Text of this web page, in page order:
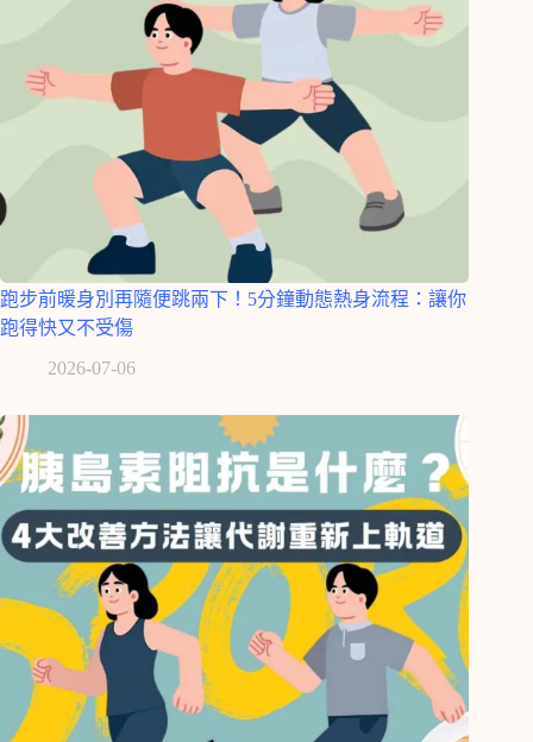
跑步前暖身別再隨便跳兩下！5分鐘動態熱身流程：讓你
跑得快又不受傷
2026-07-06